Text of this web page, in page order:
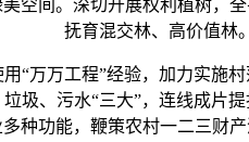
空间。深切开展权利植树，
抚育混交林、高价值林
万万工程”经验，加力实施村
圾、污水“三大”，连线成片
种功能，鞭策农村一二三财